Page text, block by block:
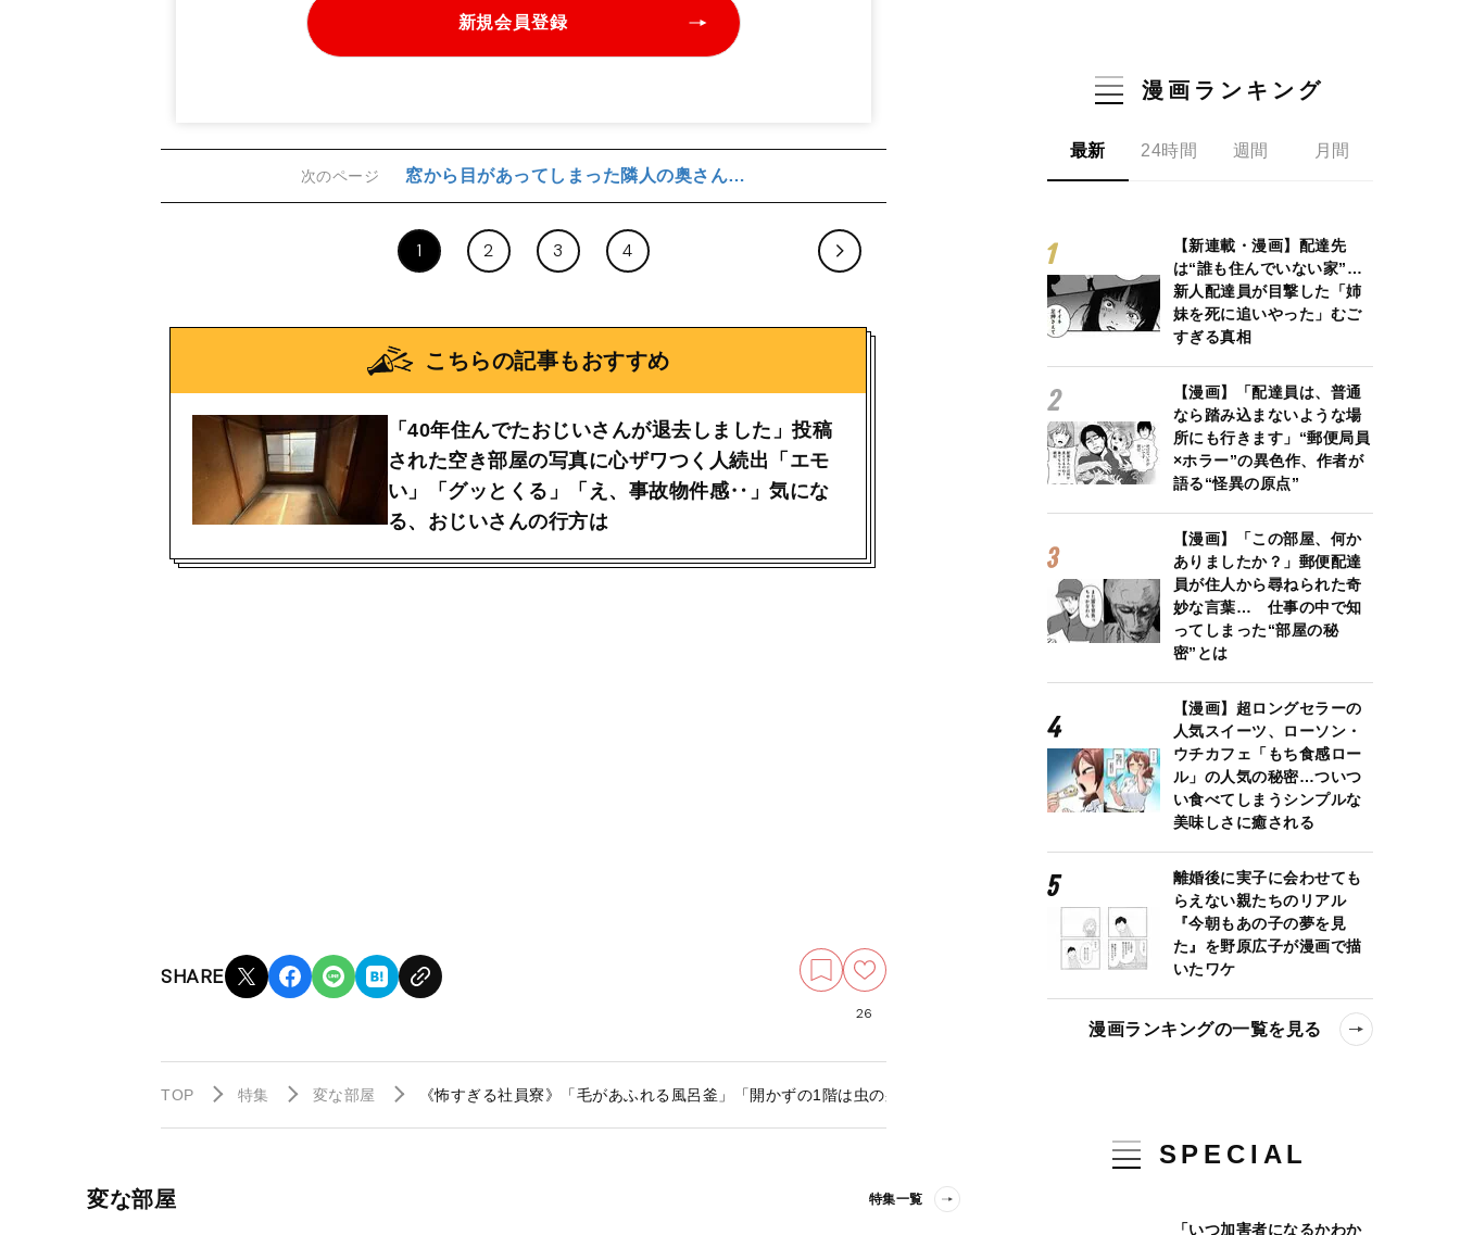
新規会員登録
次のページ 窓から目があってしまった隣人の奥さん…
1 2 3 4
こちらの記事もおすすめ
「40年住んでたおじいさんが退去しました」投稿
された空き部屋の写真に心ザワつく人続出「エモ
い」「グッとくる」「え、事故物件感‥」気にな
る、おじいさんの行方は
SHARE
26
TOP 特集 変な部屋 《怖すぎる社員寮》「毛があふれる風呂釜」「開かずの1階は虫の巣」「8年間知らない女性と住んでいた」近所から幽霊屋敷と呼ばれる社員寮で
変な部屋 特集一覧
漫画ランキング
最新 24時間 週間 月間
【新連載・漫画】配達先
は“誰も住んでいない家”…
新人配達員が目撃した「姉
妹を死に追いやった」むご
すぎる真相
【漫画】「配達員は、普通
なら踏み込まないような場
所にも行きます」“郵便局員
×ホラー”の異色作、作者が
語る“怪異の原点”
【漫画】「この部屋、何か
ありましたか？」郵便配達
員が住人から尋ねられた奇
妙な言葉… 仕事の中で知
ってしまった“部屋の秘
密”とは
【漫画】超ロングセラーの
人気スイーツ、ローソン・
ウチカフェ「もち食感ロー
ル」の人気の秘密…ついつ
い食べてしまうシンプルな
美味しさに癒される
離婚後に実子に会わせても
らえない親たちのリアル
『今朝もあの子の夢を見
た』を野原広子が漫画で描
いたワケ
漫画ランキングの一覧を見る
SPECIAL
「いつ加害者になるかわか